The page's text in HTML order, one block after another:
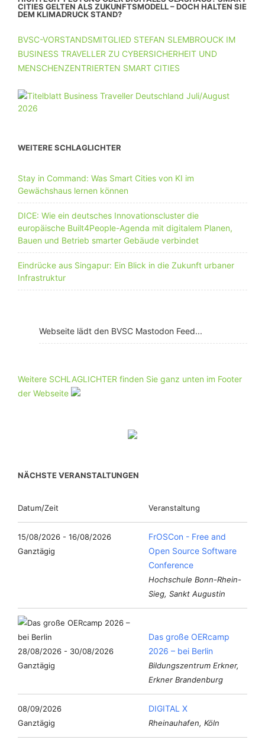
CITIES GELTEN ALS ZUKUNFTSMODELL – DOCH HALTEN SIE
DEM KLIMADRUCK STAND?
BVSC-VORSTANDSMITGLIED STEFAN SLEMBROUCK IM
BUSINESS TRAVELLER ZU CYBERSICHERHEIT UND
MENSCHENZENTRIERTEN SMART CITIES
WEITERE SCHLAGLICHTER
Stay in Command: Was Smart Cities von KI im
Gewächshaus lernen können
DICE: Wie ein deutsches Innovationscluster die
europäische Built4People-Agenda mit digitalem Planen,
Bauen und Betrieb smarter Gebäude verbindet
Eindrücke aus Singapur: Ein Blick in die Zukunft urbaner
Infrastruktur
Webseite lädt den BVSC Mastodon Feed...
Weitere SCHLAGLICHTER finden Sie ganz unten im Footer
der Webseite
NÄCHSTE VERANSTALTUNGEN
Datum/Zeit Veranstaltung
15/08/2026 - 16/08/2026
Ganztägig
FrOSCon - Free and
Open Source Software
Conference
Hochschule Bonn-Rhein-
Sieg, Sankt Augustin
28/08/2026 - 30/08/2026
Ganztägig
Das große OERcamp
2026 – bei Berlin
Bildungszentrum Erkner,
Erkner Brandenburg
08/09/2026
Ganztägig
DIGITAL X
Rheinauhafen, Köln